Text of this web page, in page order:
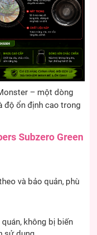
– một dòng
độ ổn định cao trong
Subzero Green
và bảo quản, phù
không bị biến